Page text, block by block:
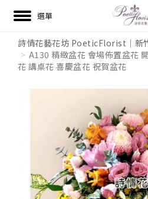
詩情花藝花坊 PoeticFlorist｜新
A130 精緻盆花 會場佈置盆花
花 講桌花 喜慶盆花 祝賀盆花